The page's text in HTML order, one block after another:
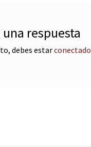
una respuesta
debes estarconectado